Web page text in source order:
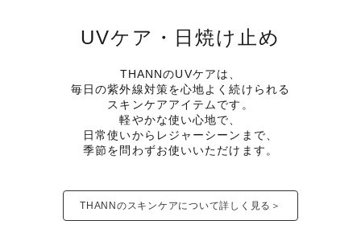
UVケア・日焼け止め
THANNのUVケアは、
毎日の紫外線対策を心地よく続けられる
スキンケアアイテムです。
軽やかな使い心地で、
日常使いからレジャーシーンまで、
季節を問わずお使いいただけます。
THANNのスキンケアについて詳しく見る＞